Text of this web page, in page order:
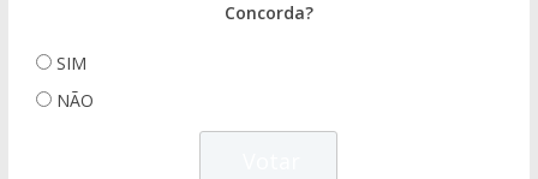
Concorda?
SIM
NÃO